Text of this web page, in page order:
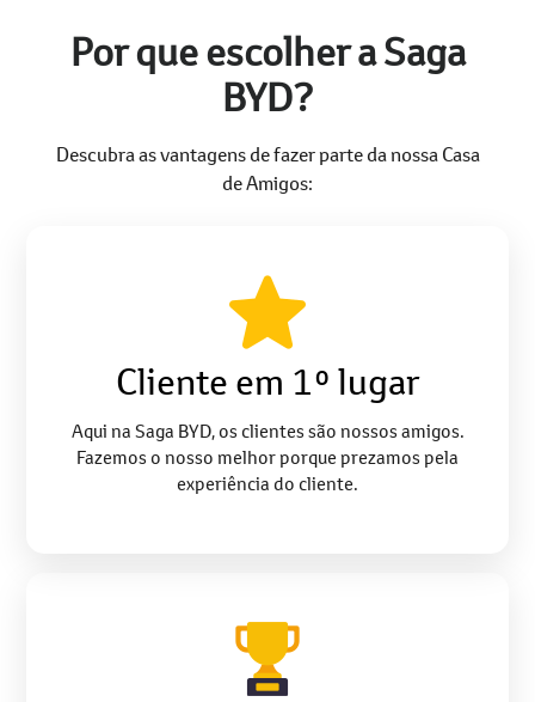
Por que escolher a Saga
BYD?
Descubra as vantagens de fazer parte da nossa Casa
de Amigos:
Cliente em 1º lugar
Aqui na Saga BYD, os clientes são nossos amigos.
Fazemos o nosso melhor porque prezamos pela
experiência do cliente.